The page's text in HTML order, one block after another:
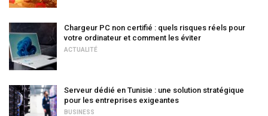
Chargeur PC non certifié : quels risques réels pour
votre ordinateur et comment les éviter
ACTUALITÉ
Serveur dédié en Tunisie : une solution stratégique
pour les entreprises exigeantes
BUSINESS